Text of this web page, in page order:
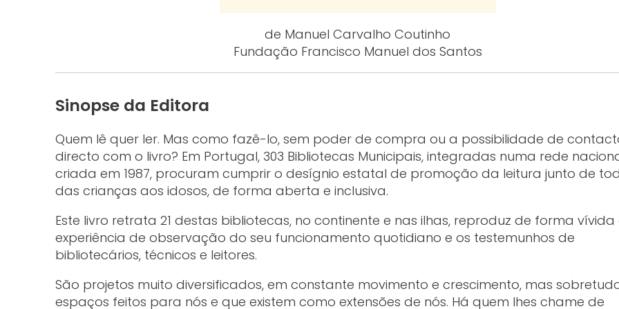
de Manuel Carvalho Coutinho
Fundação Francisco Manuel dos Santos
Sinopse da Editora
Quem lê quer ler. Mas como fazê-lo, sem poder de compra ou a possibilidade de
directo com o livro? Em Portugal, 303 Bibliotecas Municipais, integradas numa rede
criada em 1987, procuram cumprir o desígnio estatal de promoção da leitura junto de
das crianças aos idosos, de forma aberta e inclusiva.
Este livro retrata 21 destas bibliotecas, no continente e nas ilhas, reproduz de forma vívida
experiência de observação do seu funcionamento quotidiano e os testemunhos de
bibliotecários, técnicos e leitores.
São projetos muito diversificados, em constante movimento e crescimento, mas
espaços feitos para nós e que existem como extensões de nós. Há quem lhes chame de